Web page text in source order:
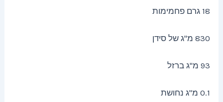
18 גרם פחמימות
830 מ"ג של סידן
93 מ"ג ברזל
0.1 מ"ג נחושת